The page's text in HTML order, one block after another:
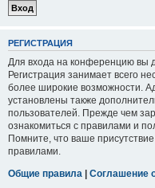
РЕГИСТРАЦИЯ
Для входа на конференцию вы
Регистрация занимает всего
более широкие возможности.
установлены также
пользователей. Прежде чем
ознакомиться с правилами и
Помните, что ваше
правилами.
Общие правила | Соглашение